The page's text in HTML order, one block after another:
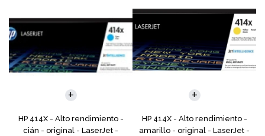
HP 414X - Alto rendimiento -
cián - original - LaserJet -
HP 414X - Alto rendimiento -
amarillo - original - LaserJet -